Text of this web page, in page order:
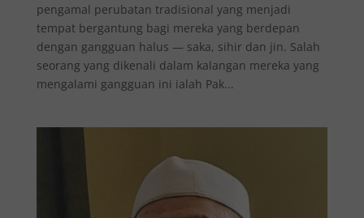
pengamal perubatan tradisional yang menjadi
tempat bergantung bagi mereka yang berdepan
dengan gangguan halus — saka, sihir dan jin. Salah
seorang yang dikenali dalam kalangan mereka yang
mengalami gangguan ini ialah Pak...